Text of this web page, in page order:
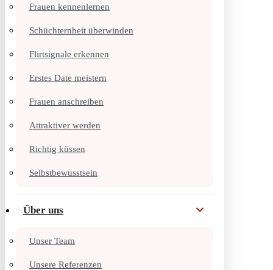
Frauen kennenlernen
Schüchternheit überwinden
Flirtsignale erkennen
Erstes Date meistern
Frauen anschreiben
Attraktiver werden
Richtig küssen
Selbstbewusstsein
Über uns
Unser Team
Unsere Referenzen